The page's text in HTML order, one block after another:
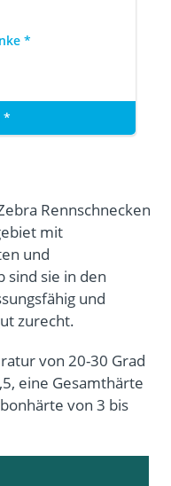
*
*
Rennschnecken
mit
und
sind sie in den
und
zurecht.
von 20-30 Grad
eine Gesamthärte
von 3 bis